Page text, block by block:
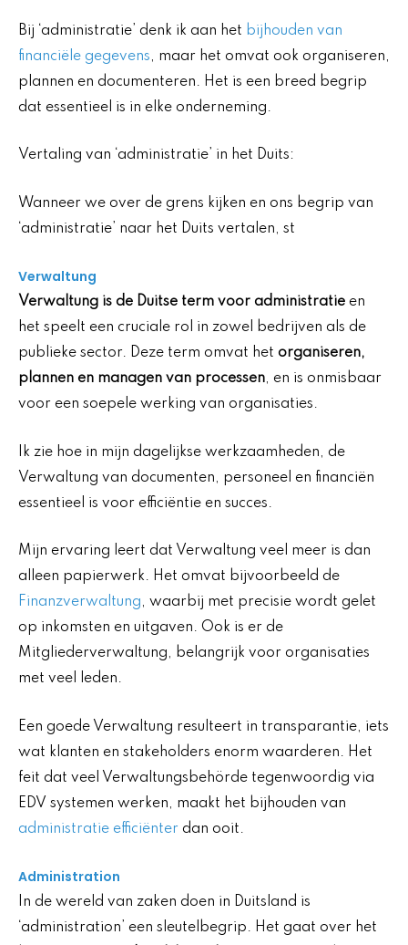
Bij ‘administratie’ denk ik aan het bijhouden van
financiële gegevens, maar het omvat ook organiseren,
plannen en documenteren. Het is een breed begrip
dat essentieel is in elke onderneming.
Vertaling van ‘administratie’ in het Duits:
Wanneer we over de grens kijken en ons begrip van
‘administratie’ naar het Duits vertalen, st
Verwaltung
Verwaltung is de Duitse term voor administratie en
het speelt een cruciale rol in zowel bedrijven als de
publieke sector. Deze term omvat het organiseren,
plannen en managen van processen, en is onmisbaar
voor een soepele werking van organisaties.
Ik zie hoe in mijn dagelijkse werkzaamheden, de
Verwaltung van documenten, personeel en financiën
essentieel is voor efficiëntie en succes.
Mijn ervaring leert dat Verwaltung veel meer is dan
alleen papierwerk. Het omvat bijvoorbeeld de
Finanzverwaltung, waarbij met precisie wordt gelet
op inkomsten en uitgaven. Ook is er de
Mitgliederverwaltung, belangrijk voor organisaties
met veel leden.
Een goede Verwaltung resulteert in transparantie, iets
wat klanten en stakeholders enorm waarderen. Het
feit dat veel Verwaltungsbehörde tegenwoordig via
EDV systemen werken, maakt het bijhouden van
administratie efficiënter dan ooit.
Administration
In de wereld van zaken doen in Duitsland is
‘administration’ een sleutelbegrip. Het gaat over het